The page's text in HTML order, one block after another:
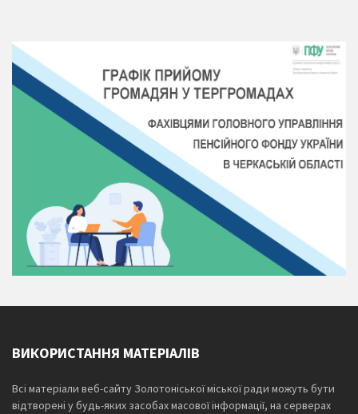
ВИКОРИСТАННЯ МАТЕРІАЛІВ
Всі матеріали веб-сайту Золотоніської міської ради можуть бути
відтворені у будь-яких засобах масової інформації, на серверах